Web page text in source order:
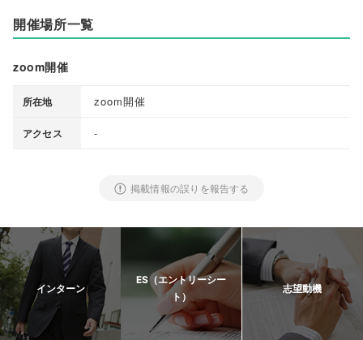
開催場所一覧
zoom開催
所在地 zoom開催
アクセス -
掲載情報の誤りを報告する
インターン
ES（エントリーシー
ト）
志望動機